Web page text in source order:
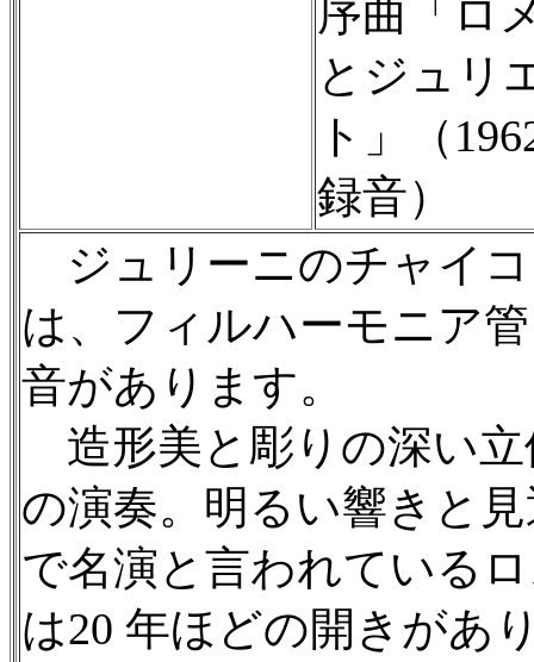
序曲「ロ
とジュリ
ト」（
録音）
ジュリーニのチャイ
は、フィルハーモニア
音があります。
造形美と彫りの深い
の演奏。明るい響きと
で名演と言われている
は20 年ほどの開きがあ